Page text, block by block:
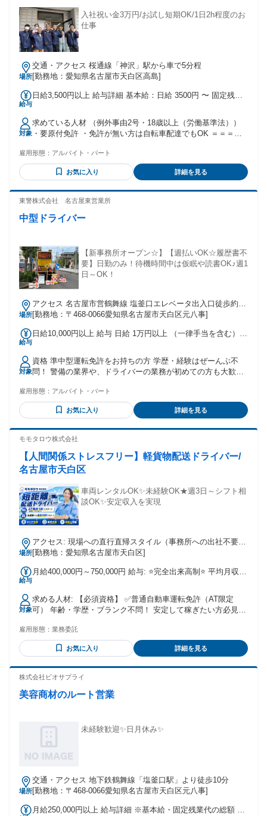
入社祝い金3万円/お試し短期OK/1日2h程度のお
仕事
場所
交通・アクセス 桜通線「神沢」駅から車で5分程
[勤務地：愛知県名古屋市天白区高島]
給与
日給3,500円以上 給与詳細 基本給：日給 3500円 〜 固定残業
家族手当金額：なし 全員に一律で支払われるその他手当金
額：なし ☆3ヶ月後 仕事内容、状況に応じて時給変動あり ☆
採用祝い金3万円支給（規定あり/3ヶ月後） ※配達時間は1日2
時間程度です ※早く配り終わっても日給は全額支給！
対象
求めている人材 （例外事由2号・18歳以上（労働基準法））
・要原付免許 ・免許が無い方は自転車配達でもOK ＝＝＝＝
＝＝＝＝＝＝＝＝＝＝＝＝＝＝＝ ・未経験から新しい仕事を
始めたい ・朝の時間を有効活用したい ・短時間で効率よく稼
ぎたい ・人と話すより一人で作業する方が好き ・コツコツ、
や家事と両立したい ・扶養内で働きたい ・久しぶりに仕事復
まずはお試し勤務から始めてみませんか？ ◆徳重、神沢、相
雇用形態： アルバイト・パート
お気に入り 詳細を見る
東警株式会社 名古屋東営業所
中型ドライバー
【新事務所オープン☆】【週払いOK☆履歴書不
要】日勤のみ！待機時間中は仮眠や読書OK♪週1
日～OK！
場所
アクセス 名古屋市営鶴舞線 塩釜口エレベータ出入口徒歩約7
分、名古屋市営鶴舞線 植田（名古屋市営）エレベータ出入口
[勤務地：〒468-0066愛知県名古屋市天白区元八事]
給与
日給10,000円以上 給与 日給 1万円以上 （一律手当を含む）
給保証！>> 現場によっては、定時前に終わることも。 その場
合でも日給1万円は保証します☆ <<ミニボーナスも支給！>>
年2回のミニボーナスや各種手当など、収入面も安心の待遇を
揃えています♪ 交通費：交通費支給 月1万円まで
対象
資格 準中型運転免許をお持ちの方 学歴・経験はぜーんぶ不
問！ 警備の業界や、ドライバーの業務が初めての方も大歓
希望の働き方ができます◎ 若手・中高年層・定年退職後の60
代のシニアの方まで幅広く活躍中です☆ みんな未経験から始
めて、数日で一通りの業務ができるようになりました◎ 新人
らのスタートでも安心してくださいね！ 【ドライバースタッ
離ドライバーとして勤務していましたので、毎日自宅に帰れ
ることがとてもありがたいです。 年齢を機に、資格を活かし
けました。 自分の趣味の時間が増えるようになって充実して
います。
雇用形態： アルバイト・パート
お気に入り 詳細を見る
モモタロウ株式会社
【人間関係ストレスフリー】軽貨物配送ドライバー/
名古屋市天白区
車両レンタルOK✨未経験OK★週3日～シフト相
談OK✨安定収入を実現
場所
アクセス: 現場への直行直帰スタイル（事務所への出社不要）
ご希望の「走り慣れた道」をメインに配送エリアを調整しま
[勤務地：愛知県名古屋市天白区]
給与
月給400,000円～750,000円 給与: ⭐️完全出来⾼制⭐️ 平均⽉収は
1円単位で評価される実感が頑張る原動力に！ ⭐️先輩メンバー
の給与例⭐️ ￣￣￣￣￣￣￣￣￣￣￣ ⏩1⽇150個配送×25⽇稼
働＝675,000円 ⏩1⽇110個配送×25⽇稼働＝495,000円 ⏩1⽇
70個配送×25⽇稼働＝315,000円 ※1個180円の場合 ⭐️経費の内
れる会社も少なくないのが実情… 当社は何が引かれているの
か ちゃんとクリアにしたいと考えているので 経費の内訳もオ
ープンにしています︕
対象
求める人材: 【必須資格】 ✅️普通自動車運転免許（AT限定
可） 年齢・学歴・ブランク不問！ 安定して稼ぎたい方必見
中！ ✔️40代・50代のミドル世代活躍中！ ✔️既卒・第二新卒・
フリーターさんOK！ ✔️ハローワークで仕事をお探しの方
越し・整備士・ルート営業・製造業など
雇用形態： 業務委託
お気に入り 詳細を見る
株式会社ビオサプライ
美容商材のルート営業
未経験歓迎✨日月休み✨
場所
交通・アクセス 地下鉄鶴舞線「塩釜口駅」より徒歩10分
[勤務地：〒468-0066愛知県名古屋市天白区元八事]
月給250,000円以上 給与詳細 ※基本給・固定残業代の総額 基